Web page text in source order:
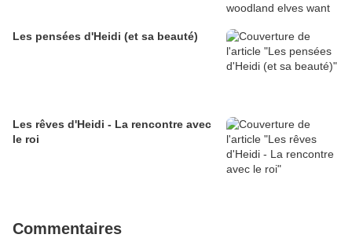
Les pensées d'Heidi (et sa beauté)
Les rêves d'Heidi - La rencontre avec
le roi
Commentaires